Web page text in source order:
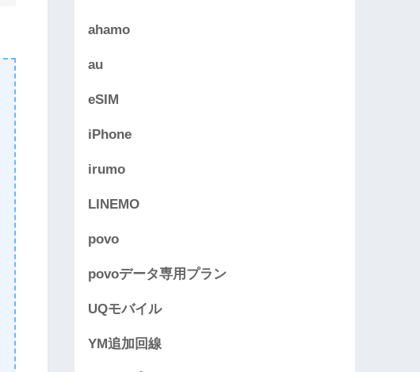
ahamo
au
eSIM
iPhone
irumo
LINEMO
povo
povoデータ専用プラン
UQモバイル
YM追加回線